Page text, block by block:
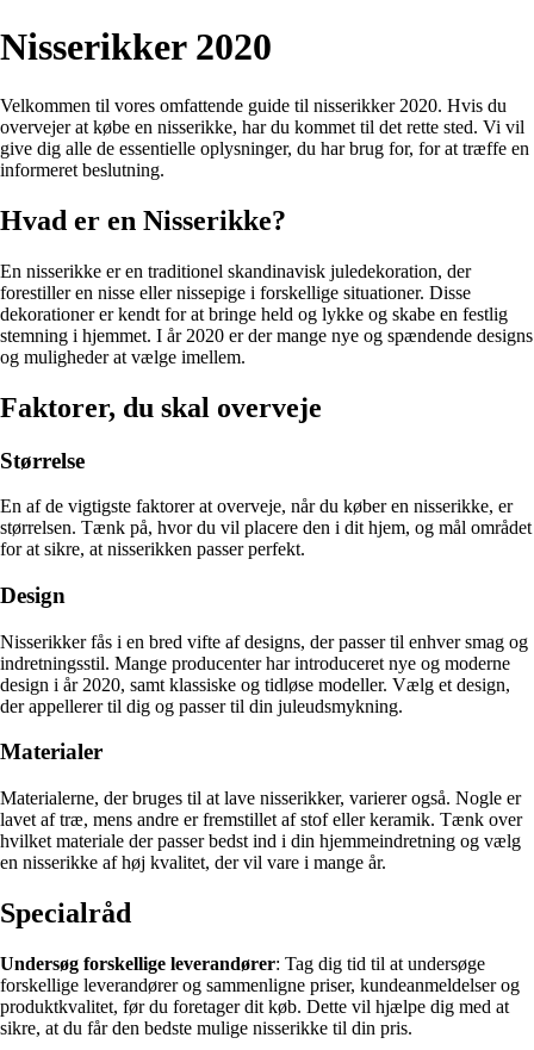
Nisserikker 2020
Velkommen til vores omfattende guide til nisserikker 2020. Hvis du
overvejer at købe en nisserikke, har du kommet til det rette sted. Vi vil
give dig alle de essentielle oplysninger, du har brug for, for at træffe en
informeret beslutning.
Hvad er en Nisserikke?
En nisserikke er en traditionel skandinavisk juledekoration, der
forestiller en nisse eller nissepige i forskellige situationer. Disse
dekorationer er kendt for at bringe held og lykke og skabe en festlig
stemning i hjemmet. I år 2020 er der mange nye og spændende designs
og muligheder at vælge imellem.
Faktorer, du skal overveje
Størrelse
En af de vigtigste faktorer at overveje, når du køber en nisserikke, er
størrelsen. Tænk på, hvor du vil placere den i dit hjem, og mål området
for at sikre, at nisserikken passer perfekt.
Design
Nisserikker fås i en bred vifte af designs, der passer til enhver smag og
indretningsstil. Mange producenter har introduceret nye og moderne
design i år 2020, samt klassiske og tidløse modeller. Vælg et design,
der appellerer til dig og passer til din juleudsmykning.
Materialer
Materialerne, der bruges til at lave nisserikker, varierer også. Nogle er
lavet af træ, mens andre er fremstillet af stof eller keramik. Tænk over
hvilket materiale der passer bedst ind i din hjemmeindretning og vælg
en nisserikke af høj kvalitet, der vil vare i mange år.
Specialråd
Undersøg forskellige leverandører: Tag dig tid til at undersøge
forskellige leverandører og sammenligne priser, kundeanmeldelser og
produktkvalitet, før du foretager dit køb. Dette vil hjælpe dig med at
sikre, at du får den bedste mulige nisserikke til din pris.